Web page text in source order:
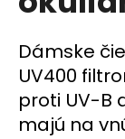
z
hviezdičiek.
Dámske
UV400
proti UV-B
majú na
m
e
ŠATY
MEDONA
-